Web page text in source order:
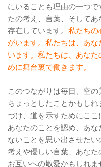
にいることも理由の一つ
たの考え、言葉、そして
存在しています。 私たちの
がいます。私たちは、あ
います。私たちは、あな
めに舞台裏で働きます。
このつながりは毎日、空の
ちょっとしたことかもし
づけ、道を示すためにここ
あなたのことを認め、あ
ないことを思い出させた
考えや優しい言葉、あな
お互いへの敬愛かもしれ